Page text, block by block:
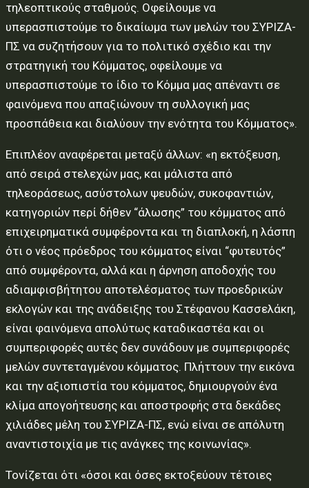
τηλεοπτικούς σταθμούς. Οφείλουμε να
υπερασπιστούμε το δικαίωμα των μελών του ΣΥΡΙΖΑ-
ΠΣ να συζητήσουν για το πολιτικό σχέδιο και την
στρατηγική του Κόμματος, οφείλουμε να
υπερασπιστούμε το ίδιο το Κόμμα μας απέναντι σε
φαινόμενα που απαξιώνουν τη συλλογική μας
προσπάθεια και διαλύουν την ενότητα του Κόμματος».
Επιπλέον αναφέρεται μεταξύ άλλων: «η εκτόξευση,
από σειρά στελεχών μας, και μάλιστα από
τηλεοράσεως, ασύστολων ψευδών, συκοφαντιών,
κατηγοριών περί δήθεν “άλωσης” του κόμματος από
επιχειρηματικά συμφέροντα και τη διαπλοκή, η λάσπη
ότι ο νέος πρόεδρος του κόμματος είναι “φυτευτός”
από συμφέροντα, αλλά και η άρνηση αποδοχής του
αδιαμφισβήτητου αποτελέσματος των προεδρικών
εκλογών και της ανάδειξης του Στέφανου Κασσελάκη,
είναι φαινόμενα απολύτως καταδικαστέα και οι
συμπεριφορές αυτές δεν συνάδουν με συμπεριφορές
μελών συντεταγμένου κόμματος. Πλήττουν την εικόνα
και την αξιοπιστία του κόμματος, δημιουργούν ένα
κλίμα απογοήτευσης και αποστροφής στα δεκάδες
χιλιάδες μέλη του ΣΥΡΙΖΑ-ΠΣ, ενώ είναι σε απόλυτη
αναντιστοιχία με τις ανάγκες της κοινωνίας».
Τονίζεται ότι «όσοι και όσες εκτοξεύουν τέτοιες